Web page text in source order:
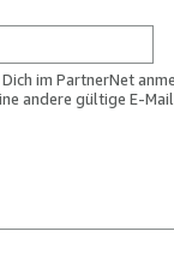
im PartnerNet
andere gültige E-